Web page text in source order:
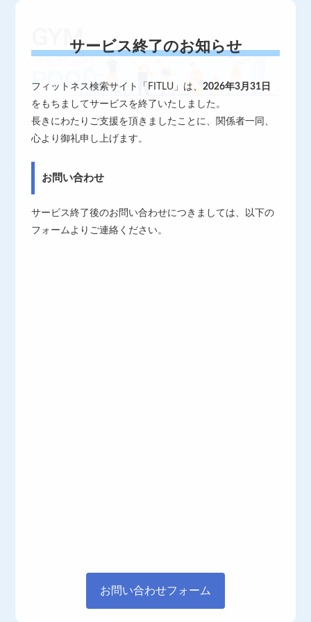
サービス終了のお知らせ
フィットネス検索サイト「FITLU」は、 2026年3月31日
をもちましてサービスを終了いたしました。
長きにわたりご支援を頂きましたことに、関係者一同、
心より御礼申し上げます。
お問い合わせ
サービス終了後のお問い合わせにつきましては、以下の
フォームよりご連絡ください。
お問い合わせフォーム